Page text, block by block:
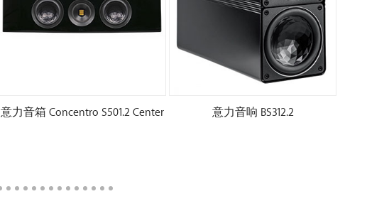
意力音箱 Concentro S501.2 Center 意力音响 BS312.2